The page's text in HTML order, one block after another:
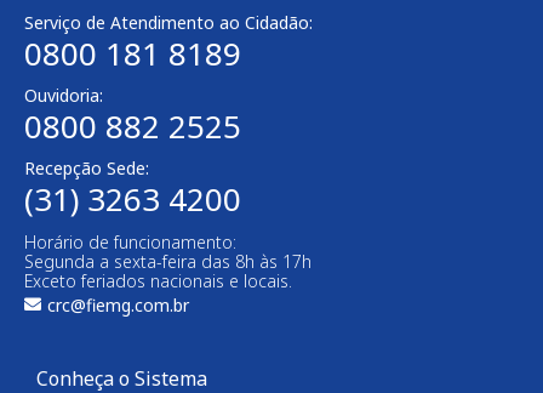
Serviço de Atendimento ao Cidadão:
0800 181 8189
Ouvidoria:
0800 882 2525
Recepção Sede:
(31) 3263 4200
Horário de funcionamento:
Segunda a sexta-feira das 8h às 17h
Exceto feriados nacionais e locais.
crc@fiemg.com.br
Conheça o Sistema